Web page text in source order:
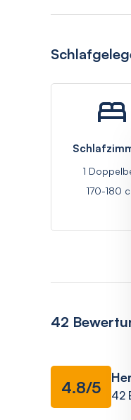
1
170-180
42
4.8/5 42